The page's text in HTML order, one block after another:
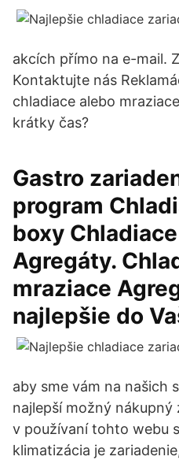
akcích přímo na e-mail.
Kontaktujte nás
chladiace alebo
krátky čas?
Gastro
program
boxy
Agregáty.
mraziace
najlepšie do
aby sme vám na našich
najlepší možný
v používaní tohto webu
klimatizácia je